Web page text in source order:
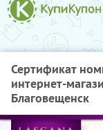
Сертификат
интернет-
Благовещенск